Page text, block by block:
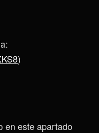
)
en este apartado